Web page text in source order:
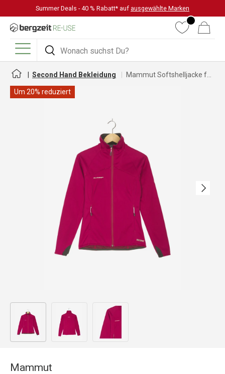
DIREKT ZUM INHALT
Summer Deals - 40 % Rabatt* auf ausgewählte Marken
Suchen
Suchen
WunschlisteWarenkorb
Menü
Second Hand Bekleidung
Um 20% reduziert
Nächste
Bild 1 in Galerieansicht laden
Mammut